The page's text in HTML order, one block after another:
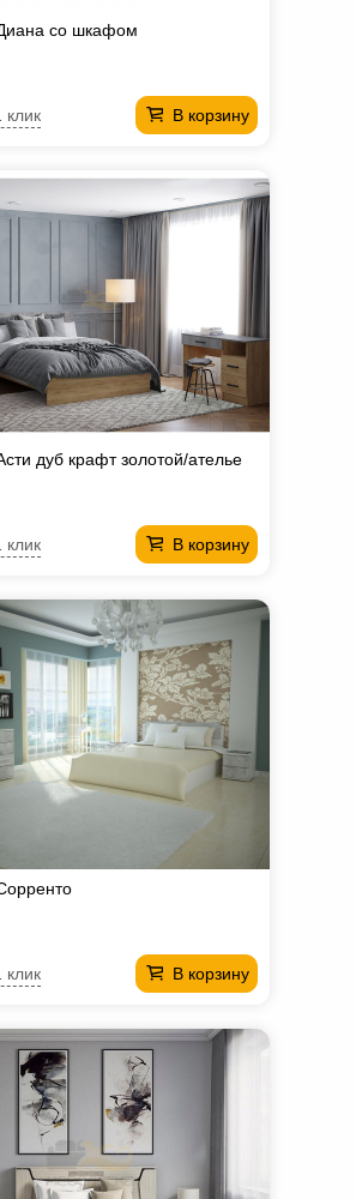
со шкафом
В корзину
клик
дуб крафт золотой/ателье
В корзину
клик
В корзину
клик